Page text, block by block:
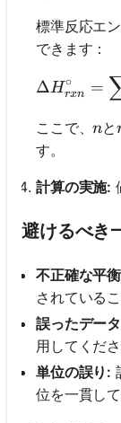
標準反応エ
できます：
ΔHrxn
∘ =
ここで、n
nと
す。
計算の実施:
避けるべき
不正確な平
されている
誤ったデー
用してくださ
単位の誤り:
位を一貫し